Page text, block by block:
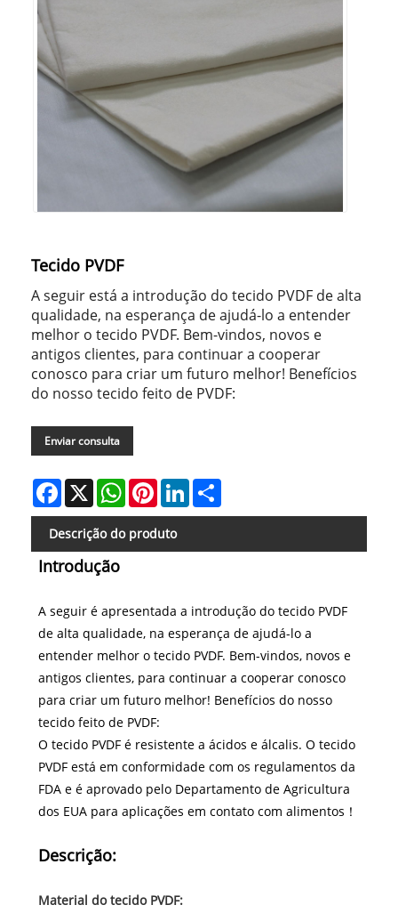
Tecido PVDF
A seguir está a introdução do tecido PVDF de alta
qualidade, na esperança de ajudá-lo a entender
melhor o tecido PVDF. Bem-vindos, novos e
antigos clientes, para continuar a cooperar
conosco para criar um futuro melhor! Benefícios
do nosso tecido feito de PVDF:
Enviar consulta
Facebook
X WhatsAppPinterestLinkedIn
Descrição do produto
Introdução
A seguir é apresentada a introdução do tecido PVDF
de alta qualidade, na esperança de ajudá-lo a
entender melhor o tecido PVDF. Bem-vindos, novos e
antigos clientes, para continuar a cooperar conosco
para criar um futuro melhor! Benefícios do nosso
tecido feito de PVDF:
O tecido PVDF é resistente a ácidos e álcalis. O tecido
PVDF está em conformidade com os regulamentos da
FDA e é aprovado pelo Departamento de Agricultura
dos EUA para aplicações em contato com alimentos！
Descrição:
Material do tecido PVDF: